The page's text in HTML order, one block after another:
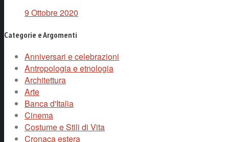
9 Ottobre 2020
Categorie e Argomenti
Anniversari e celebrazioni
Antropologia e etnologia
Architettura
Arte
Banca d'Italia
Cinema
Costume e Stili di Vita
Cronaca estera